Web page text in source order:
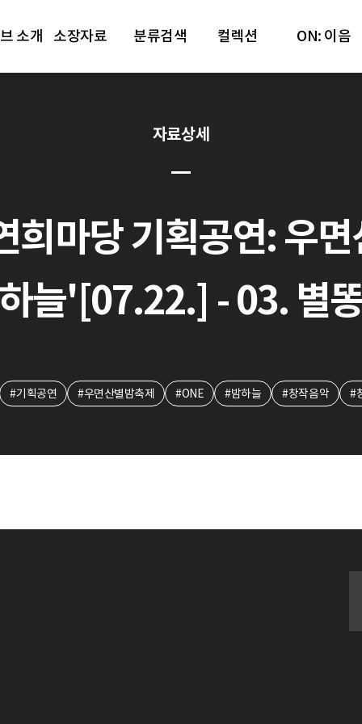
소개 소장자료 분류검색 컬렉션 ON: 이음
자료상세
희마당 기획공연: 우
늘'[07.22.] - 03. 별
#기획공연 #우면산별밤축제 #ONE #밤하늘 #창작음악 #